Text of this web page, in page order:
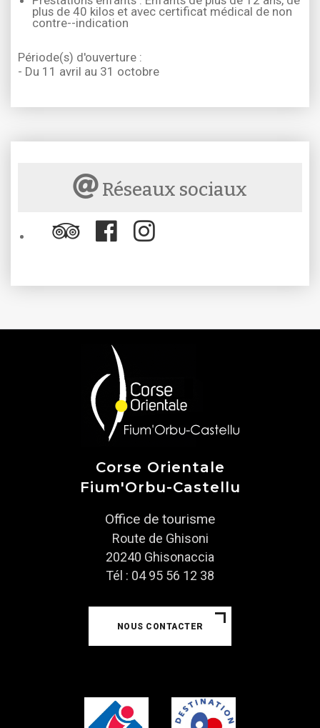
plus de 40 kilos et avec certificat médical de non
contre--indication
Période(s) d'ouverture :
- Du 11 avril au 31 octobre
Réseaux sociaux
Corse Orientale
Fium'Orbu-Castellu
Office de tourisme
Route de Ghisoni
20240 Ghisonaccia
Tél : 04 95 56 12 38
NOUS CONTACTER